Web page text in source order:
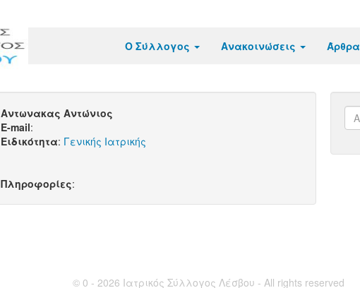
Ο Σύλλογος Ανακοινώσεις Άρθρα
Αντωνακας Αντώνιος
E-mail:
Ειδικότητα: Γενικής Ιατρικής
Πληροφορίες:
© 0 - 2026 Ιατρικός Σύλλογος Λέσβου - All rights reserved